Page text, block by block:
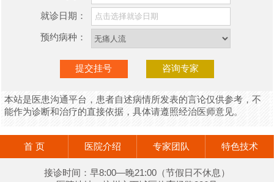
就诊日期：
预约病种：
本站是医患沟通平台，患者自述病情所发表的言论仅供参考，不
能作为诊断和治疗的直接依据，具体请遵照经治医师意见。
首 页 医院介绍 专家团队 特色技术
接诊时间：早8:00—晚21:00（节假日不休息）